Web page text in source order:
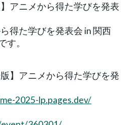
アニメから得た学びを発表
得た学びを発表会 in 関西
す。
】アニメから得た学びを発
2025-lp.pages.dev/